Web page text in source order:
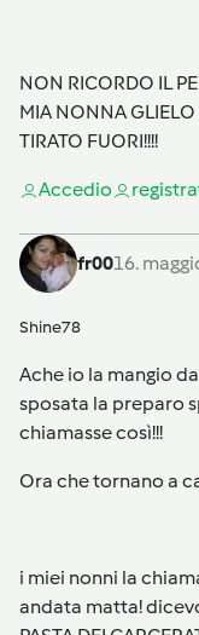
NON RICORDO IL
MIA NONNA GLIELO
TIRATO FUORI!!!!
Accedio
fr0016.
Shine78
Ache io la mangio
sposata la preparo
chiamasse così!!!
Ora che tornano a
i miei nonni la
andata matta!